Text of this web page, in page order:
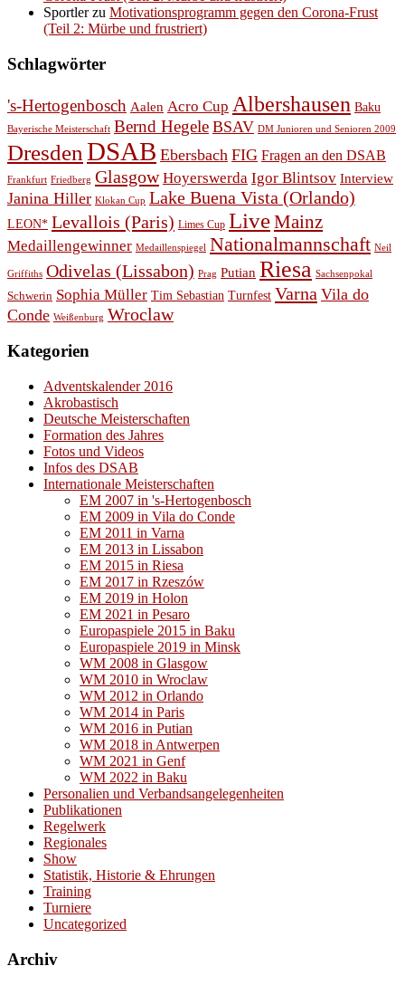
Sportlerzu Motivationsprogramm gegen den Corona-Frust
(Teil 2: Mürbe und frustriert)
Schlagwörter
's-Hertogenbosch Aalen Acro Cup Albershausen Baku
Bayerische Meisterschaft Bernd Hegele BSAV DM Junioren und Senioren 2009
Dresden DSAB Ebersbach FIG Fragen an den DSAB
Frankfurt Friedberg Glasgow Hoyerswerda Igor Blintsov Interview
Janina Hiller Klokan Cup Lake Buena Vista (Orlando)
LEON* Levallois (Paris) Limes Cup LiveMainz
Medaillengewinner Medaillenspiegel Nationalmannschaft Neil
Griffiths Odivelas (Lissabon) Prag Putian Riesa Sachsenpokal
Schwerin Sophia Müller Tim Sebastian Turnfest Varna Vila do
Conde Weißenburg Wroclaw
Kategorien
Adventskalender 2016
Akrobastisch
Deutsche Meisterschaften
Formation des Jahres
Fotos und Videos
Infos des DSAB
Internationale Meisterschaften
EM 2007 in 's-Hertogenbosch
EM 2009 in Vila do Conde
EM 2011 in Varna
EM 2013 in Lissabon
EM 2015 in Riesa
EM 2017 in Rzeszów
EM 2019 in Holon
EM 2021 in Pesaro
Europaspiele 2015 in Baku
Europaspiele 2019 in Minsk
WM 2008 in Glasgow
WM 2010 in Wroclaw
WM 2012 in Orlando
WM 2014 in Paris
WM 2016 in Putian
WM 2018 in Antwerpen
WM 2021 in Genf
WM 2022 in Baku
Personalien und Verbandsangelegenheiten
Publikationen
Regelwerk
Regionales
Show
Statistik, Historie & Ehrungen
Training
Turniere
Uncategorized
Archiv